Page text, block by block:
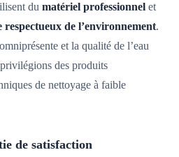
du matériel professionnel et
de l’environnement.
et la qualité de l’eau
des produits
de nettoyage à faible
de satisfaction